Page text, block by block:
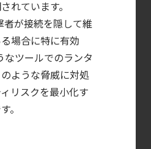
ント型脅威アクターが
破壊を目的としたランサムウェアを
】
何か｜
れています。
が接続を隠して維
場合に特に有効
なツールでのランタ
ような脅威に対処
リスクを最小化す
。